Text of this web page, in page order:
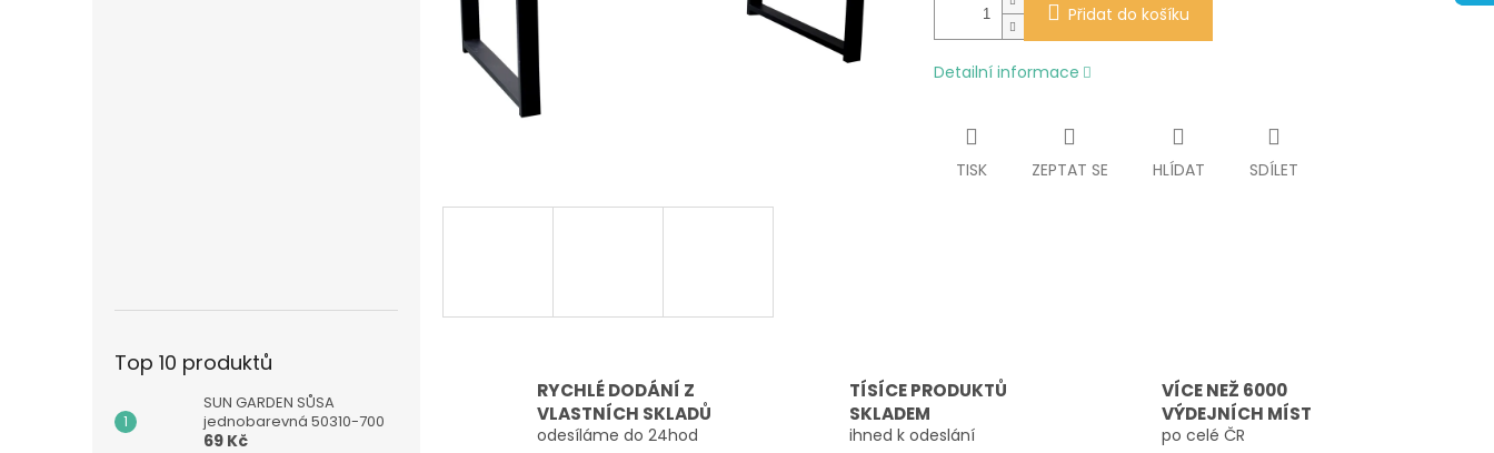
Top 10 produktů
SUN GARDEN SŮSA
jednobarevná 50310-700
69 Kč
Přidat do košíku
Detailní informace
TISK ZEPTAT SE HLÍDAT SDÍLET
RYCHLÉ DODÁNÍ Z
VLASTNÍCH SKLADŮ
odesíláme do 24hod
TÍSÍCE PRODUKTŮ
SKLADEM
ihned k odeslání
VÍCE NEŽ 6000
VÝDEJNÍCH MÍST
po celé ČR